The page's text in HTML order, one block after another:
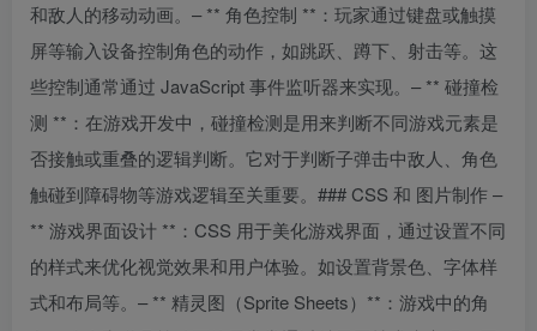
和敌人的移动动画。– ** 角色控制 **：玩家通过键盘或触摸
屏等输入设备控制角色的动作，如跳跃、蹲下、射击等。这
些控制通常通过 JavaScript 事件监听器来实现。– ** 碰撞检
测 **：在游戏开发中，碰撞检测是用来判断不同游戏元素是
否接触或重叠的逻辑判断。它对于判断子弹击中敌人、角色
触碰到障碍物等游戏逻辑至关重要。### CSS 和 图片制作 –
** 游戏界面设计 **：CSS 用于美化游戏界面，通过设置不同
的样式来优化视觉效果和用户体验。如设置背景色、字体样
式和布局等。– ** 精灵图（Sprite Sheets）**：游戏中的角